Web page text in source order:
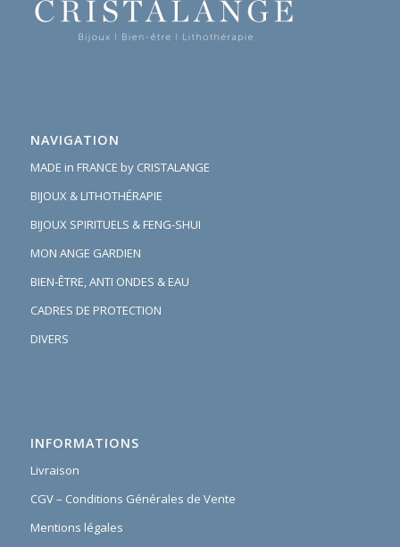
NAVIGATION
MADE in FRANCE by CRISTALANGE
BIJOUX & LITHOTHÉRAPIE
BIJOUX SPIRITUELS & FENG-SHUI
MON ANGE GARDIEN
BIEN-ÊTRE, ANTI ONDES & EAU
CADRES DE PROTECTION
DIVERS
INFORMATIONS
Livraison
CGV – Conditions Générales de Vente
Mentions légales